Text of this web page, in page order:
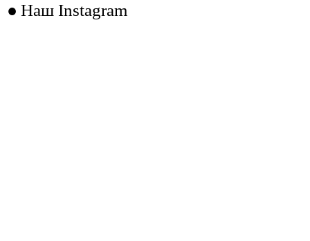
Наш Instagram